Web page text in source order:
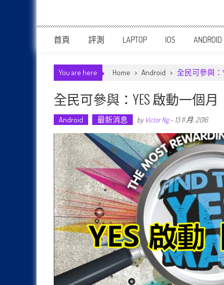
首頁 評測 LAPTOP IOS ANDROID
You are here Home > Android > 全民可參與：
全民可參與：YES 啟動一個月
Android 最新消息 by Victor Ng- 13 11 月, 2016